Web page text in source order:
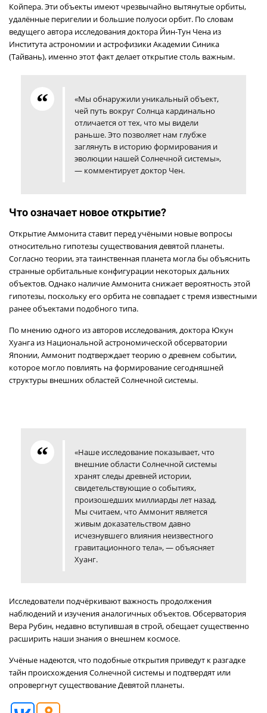
Койпера. Эти объекты имеют чрезвычайно вытянутые орбиты,
удалённые перигелии и большие полуоси орбит. По словам
ведущего автора исследования доктора Йин-Тун Чена из
Института астрономии и астрофизики Академии Синика
(Тайвань), именно этот факт делает открытие столь важным.
«Мы обнаружили уникальный объект,
чей путь вокруг Солнца кардинально
отличается от тех, что мы видели
раньше. Это позволяет нам глубже
заглянуть в историю формирования и
эволюции нашей Солнечной системы»,
— комментирует доктор Чен.
Что означает новое открытие?
Открытие Аммонита ставит перед учёными новые вопросы
относительно гипотезы существования девятой планеты.
Согласно теории, эта таинственная планета могла бы объяснить
странные орбитальные конфигурации некоторых дальних
объектов. Однако наличие Аммонита снижает вероятность этой
гипотезы, поскольку его орбита не совпадает с тремя известными
ранее объектами подобного типа.
По мнению одного из авторов исследования, доктора Юкун
Хуанга из Национальной астрономической обсерватории
Японии, Аммонит подтверждает теорию о древнем событии,
которое могло повлиять на формирование сегодняшней
структуры внешних областей Солнечной системы.
«Наше исследование показывает, что
внешние области Солнечной системы
хранят следы древней истории,
свидетельствующие о событиях,
произошедших миллиарды лет назад.
Мы считаем, что Аммонит является
живым доказательством давно
исчезнувшего влияния неизвестного
гравитационного тела», — объясняет
Хуанг.
Исследователи подчёркивают важность продолжения
наблюдений и изучения аналогичных объектов. Обсерватория
Вера Рубин, недавно вступившая в строй, обещает существенно
расширить наши знания о внешнем космосе.
Учёные надеются, что подобные открытия приведут к разгадке
тайн происхождения Солнечной системы и подтвердят или
опровергнут существование Девятой планеты.